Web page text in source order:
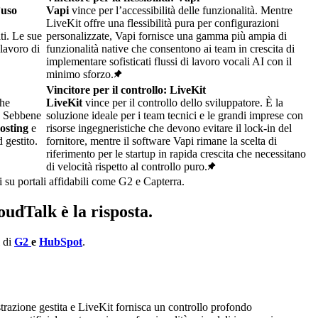
Le sue
di
Vapi vince per l’accessibilità delle funzionalità. Mentre
LiveKit offre una flessibilità pura per configurazioni
personalizzate, Vapi fornisce una gamma più ampia di
funzionalità native che consentono ai team in crescita di
implementare sofisticati flussi di lavoro vocali AI con il
minimo sforzo.
e
gestito.
Vincitore per il controllo: LiveKit
LiveKit vince per il controllo dello sviluppatore. È la
soluzione ideale per i team tecnici e le grandi imprese con
risorse ingegneristiche che devono evitare il lock-in del
fornitore, mentre il software Vapi rimane la scelta di
riferimento per le startup in rapida crescita che necessitano
di velocità rispetto al controllo puro.
portali affidabili come G2 e Capterra.
è la risposta.
di G2 e HubSpot.
gestita e LiveKit fornisca un controllo profondo